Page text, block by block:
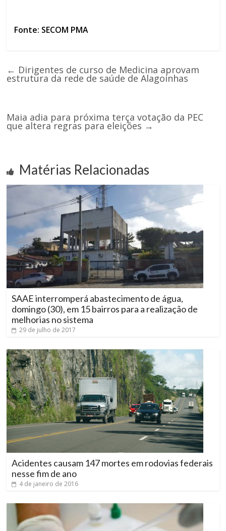
Fonte: SECOM PMA
← Dirigentes de curso de Medicina aprovam
estrutura da rede de saúde de Alagoinhas
Maia adia para próxima terça votação da PEC
que altera regras para eleições →
Matérias Relacionadas
SAAE interromperá abastecimento de água,
domingo (30), em 15 bairros para a realização de
melhorias no sistema
29 de julho de 2017
Acidentes causam 147 mortes em rodovias federais
nesse fim de ano
4 de janeiro de 2016